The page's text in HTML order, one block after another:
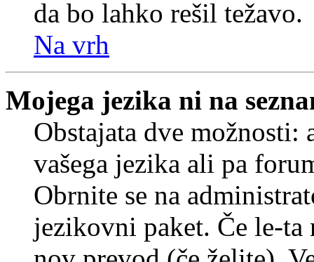
da bo lahko rešil težavo.
Na vrh
Mojega jezika ni na
Obstajata dve
vašega jezika ali pa
Obrnite se na
jezikovni paket. Če le-ta